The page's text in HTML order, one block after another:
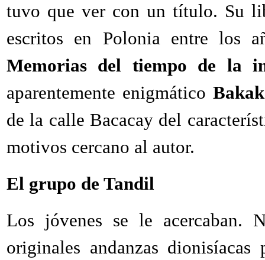
tuvo que ver con un título. Su
escritos en Polonia entre los
Memorias del tiempo de la
aparentemente enigmático
de la calle Bacacay del
motivos cercano al autor.
El grupo de Tandil
Los jóvenes se le acercaban.
originales andanzas